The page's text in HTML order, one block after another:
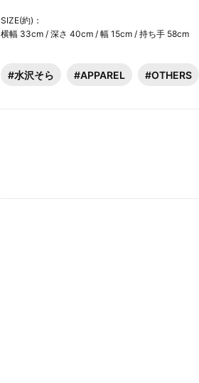
SIZE(約)：
横幅 33cm / 深さ 40cm / 幅 15cm / 持ち手 58cm
#水沢そら #APPAREL #OTHERS